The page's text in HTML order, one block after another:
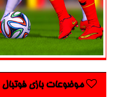
موضوعات بازی فوتبال